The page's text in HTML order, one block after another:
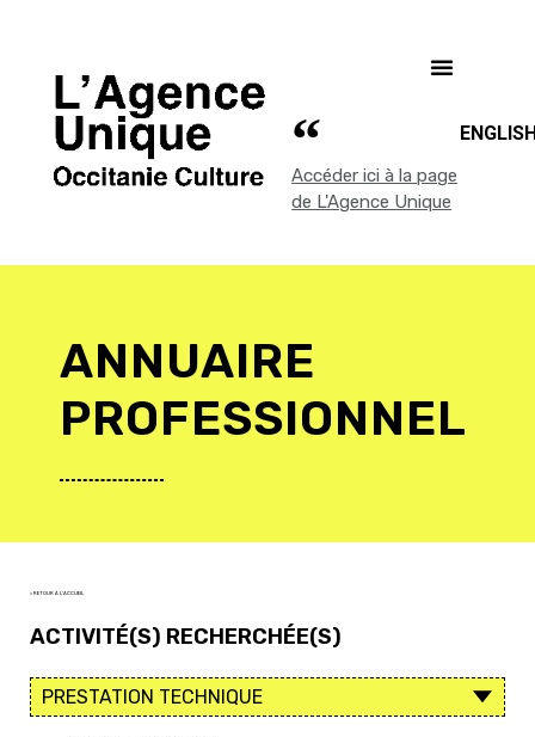
Accéder ici à la page
de L'Agence Unique
ANNUAIRE
PROFESSIONNEL
< RETOUR À L'ACCUEIL
ACTIVITÉ(S) RECHERCHÉE(S)